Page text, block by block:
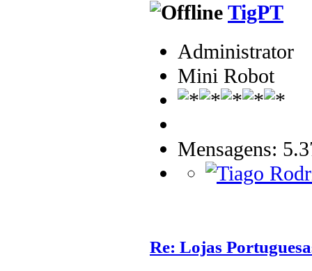
TigPT
Administrator
Mini Robot
Mensagens:
Re: Lojas